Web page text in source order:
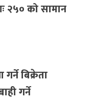
२५० को सामान
बिक्रेता
गर्ने